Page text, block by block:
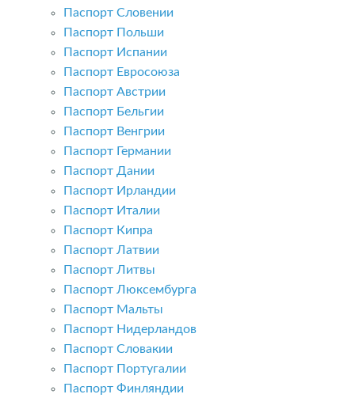
Паспорт Словении
Паспорт Польши
Паспорт Испании
Паспорт Евросоюза
Паспорт Австрии
Паспорт Бельгии
Паспорт Венгрии
Паспорт Германии
Паспорт Дании
Паспорт Ирландии
Паспорт Италии
Паспорт Кипра
Паспорт Латвии
Паспорт Литвы
Паспорт Люксембурга
Паспорт Мальты
Паспорт Нидерландов
Паспорт Словакии
Паспорт Португалии
Паспорт Финляндии